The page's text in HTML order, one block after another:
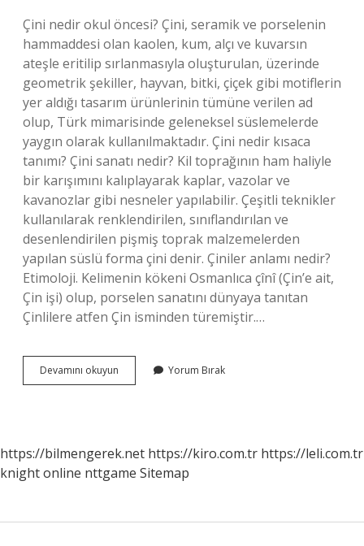
Çini nedir okul öncesi? Çini, seramik ve porselenin
hammaddesi olan kaolen, kum, alçı ve kuvarsın
ateşle eritilip sırlanmasıyla oluşturulan, üzerinde
geometrik şekiller, hayvan, bitki, çiçek gibi motiflerin
yer aldığı tasarım ürünlerinin tümüne verilen ad
olup, Türk mimarisinde geleneksel süslemelerde
yaygın olarak kullanılmaktadır. Çini nedir kısaca
tanımı? Çini sanatı nedir? Kil toprağının ham haliyle
bir karışımını kalıplayarak kaplar, vazolar ve
kavanozlar gibi nesneler yapılabilir. Çeşitli teknikler
kullanılarak renklendirilen, sınıflandırılan ve
desenlendirilen pişmiş toprak malzemelerden
yapılan süslü forma çini denir. Çiniler anlamı nedir?
Etimoloji. Kelimenin kökeni Osmanlıca çînî (Çin’e ait,
Çin işi) olup, porselen sanatını dünyaya tanıtan
Çinlilere atfen Çin isminden türemiştir.…
Devamını okuyun
Ne
Yorum Bırak
https://bilmengerek.net https://kiro.com.tr https://leli.com.tr
knight online nttgame Sitemap